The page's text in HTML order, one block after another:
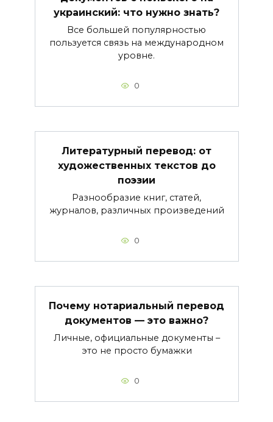
украинский: что нужно знать?
Все большей популярностью
пользуется связь на международном
уровне.
0
Литературный перевод: от
художественных текстов до
поэзии
Разнообразие книг, статей,
журналов, различных произведений
0
Почему нотариальный перевод
документов — это важно?
Личные, официальные документы –
это не просто бумажки
0